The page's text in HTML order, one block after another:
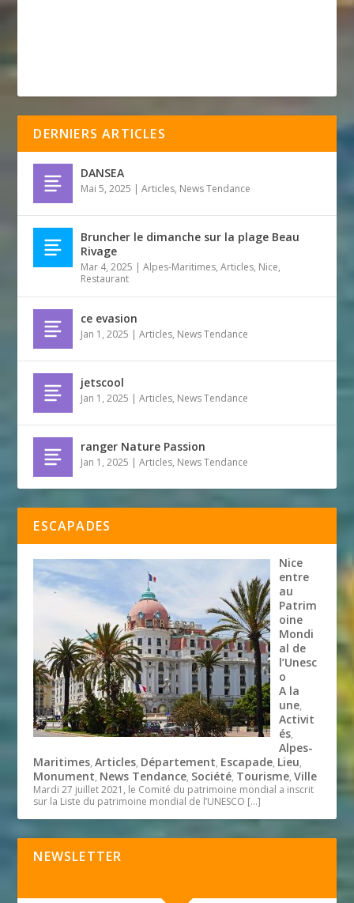
DERNIERS ARTICLES
DANSEA
Mai 5, 2025 |Articles, News Tendance
Bruncher le dimanche sur la plage Beau
Rivage
Mar 4, 2025 |Alpes-Maritimes,Articles, Nice,
Restaurant
ce evasion
Jan 1, 2025 |Articles, News Tendance
jetscool
Jan 1, 2025 |Articles, News Tendance
ranger Nature Passion
Jan 1, 2025 |Articles, News Tendance
ESCAPADES
Nice
entre
au
Patrim
oine
Mondi
al de
l’Unesc
o
A la
une,
Activit
és,
Alpes-
Maritimes,Articles, Département, Escapade, Lieu,
Monument, News Tendance, Société, Tourisme,Ville
Mardi 27 juillet 2021, le Comité du patrimoine mondial a inscrit
sur la Liste du patrimoine mondial de l’UNESCO […]
NEWSLETTER